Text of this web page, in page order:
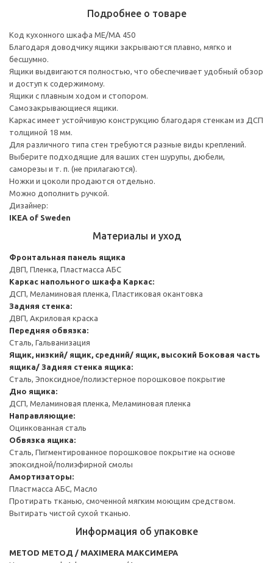
Подробнее о товаре
Код кухонного шкафа ME/MA 450
Благодаря доводчику ящики закрываются плавно, мягко и
бесшумно.
Ящики выдвигаются полностью, что обеспечивает удобный обзор
и доступ к содержимому.
Ящики с плавным ходом и стопором.
Самозакрывающиеся ящики.
Каркас имеет устойчивую конструкцию благодаря стенкам из ДСП
толщиной 18 мм.
Для различного типа стен требуются разные виды креплений.
Выберите подходящие для ваших стен шурупы, дюбели,
саморезы и т. п. (не прилагаются).
Ножки и цоколи продаются отдельно.
Можно дополнить ручкой.
Дизайнер:
IKEA of Sweden
Материалы и уход
Фронтальная панель ящика
ДВП, Пленка, Пластмасса АБС
Каркас напольного шкафа Каркас:
ДСП, Меламиновая пленка, Пластиковая окантовка
Задняя стенка:
ДВП, Акриловая краска
Передняя обвязка:
Сталь, Гальванизация
Ящик, низкий/ ящик, средний/ ящик, высокий Боковая часть
ящика/ Задняя стенка ящика:
Сталь, Эпоксидное/полиэстерное порошковое покрытие
Дно ящика:
ДСП, Меламиновая пленка, Меламиновая пленка
Направляющие:
Оцинкованная сталь
Обвязка ящика:
Сталь, Пигментированное порошковое покрытие на основе
эпоксидной/полиэфирной смолы
Амортизаторы:
Пластмасса АБС, Масло
Протирать тканью, смоченной мягким моющим средством.
Вытирать чистой сухой тканью.
Информация об упаковке
METOD МЕТОД / MAXIMERA МАКСИМЕРА